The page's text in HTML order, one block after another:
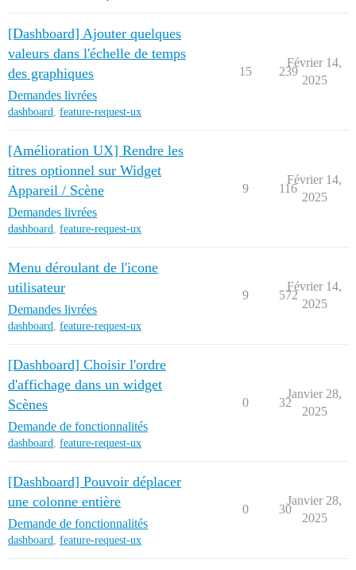
[Dashboard] Ajouter quelques
valeurs dans l'échelle de temps
des graphiques
Demandes livrées
dashboard, feature-request-ux
15 239
Février 14,
2025
[Amélioration UX] Rendre les
titres optionnel sur Widget
Appareil / Scène
Demandes livrées
dashboard, feature-request-ux
9 116
Février 14,
2025
Menu déroulant de l'icone
utilisateur
Demandes livrées
dashboard, feature-request-ux
9 572
Février 14,
2025
[Dashboard] Choisir l'ordre
d'affichage dans un widget
Scènes
Demande de fonctionnalités
dashboard, feature-request-ux
0 32
Janvier 28,
2025
[Dashboard] Pouvoir déplacer
une colonne entière
Demande de fonctionnalités
dashboard, feature-request-ux
0 30
Janvier 28,
2025